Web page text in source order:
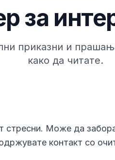
за
приказни и
како да читате.
стресни. Може да
контакт со